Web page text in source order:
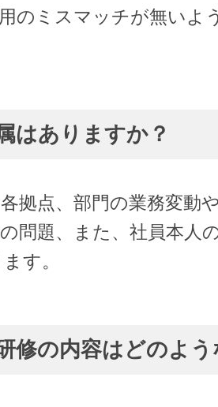
のミスマッチが無いよ
はありますか？
拠点、部門の業務変動
問題、また、社員本人
す。
修の内容はどのよ